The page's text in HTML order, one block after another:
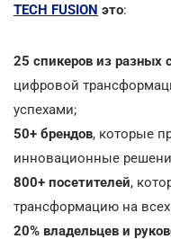
TECH FUSION это:
25 спикеров из разных
цифровой
успехами;
50+ брендов, которые
инновационные
800+ посетителей,
трансформацию на всех
20% владельцев и